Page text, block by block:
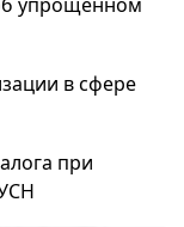
в сфере
при